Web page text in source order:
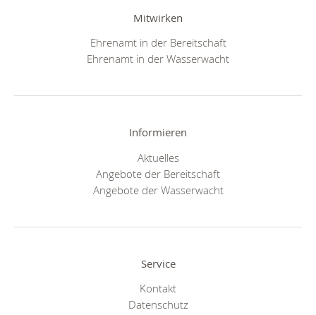
Mitwirken
Ehrenamt in der Bereitschaft
Ehrenamt in der Wasserwacht
Informieren
Aktuelles
Angebote der Bereitschaft
Angebote der Wasserwacht
Service
Kontakt
Datenschutz